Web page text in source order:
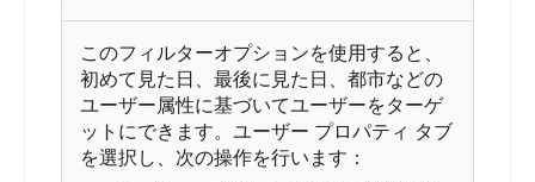
このフィルターオプションを使用すると、
初めて見た日、最後に見た日、都市などの
ユーザー属性に基づいてユーザーをターゲ
ットにできます。ユーザー プロパティ タブ
を選択し、次の操作を行います：